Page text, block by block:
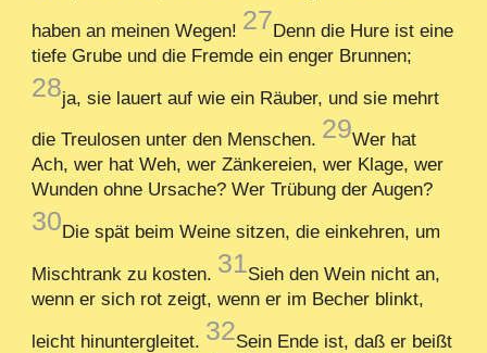
haben an meinen Wegen! 27Denn die Hure ist eine
tiefe Grube und die Fremde ein enger Brunnen;
28ja, sie lauert auf wie ein Räuber, und sie mehrt
die Treulosen unter den Menschen. 29Wer hat
Ach, wer hat Weh, wer Zänkereien, wer Klage, wer
Wunden ohne Ursache? Wer Trübung der Augen?
30Die spät beim Weine sitzen, die einkehren, um
Mischtrank zu kosten. 31Sieh den Wein nicht an,
wenn er sich rot zeigt, wenn er im Becher blinkt,
leicht hinuntergleitet. 32Sein Ende ist, daß er beißt